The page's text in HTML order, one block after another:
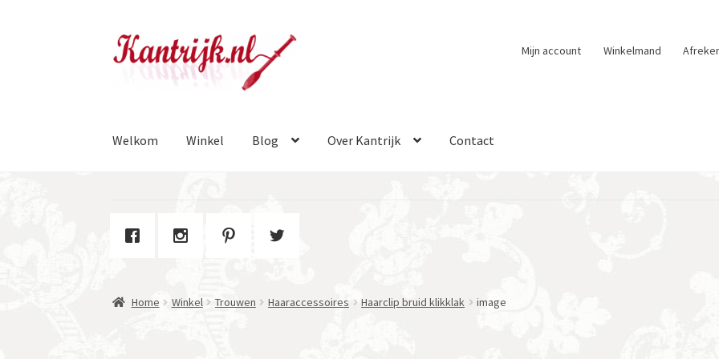
Ga
door
Ga
naar
Mijn account Winkelmand
Welkom Winkel Blog Over Kantrijk Contact
Home Winkel Trouwen Haaraccessoires Haarclip bruid klikklak image